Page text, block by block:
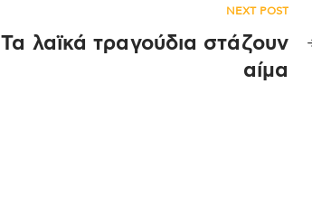
NEXT POST
Τα λαϊκά τραγούδια στάζουν
αίμα